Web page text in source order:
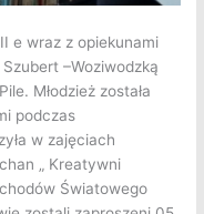
e wraz z opiekunami
–Woziwodzką
Młodzież została
podczas
w zajęciach
„ Kreatywni
Światowego